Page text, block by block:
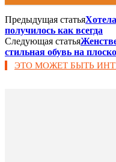
Предыдущая статья
получилось как всегда
Следующая статья
стильная обувь на
ЭТО МОЖЕТ БЫТЬ